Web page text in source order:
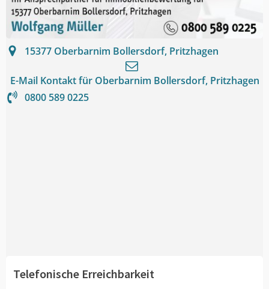
15377 Oberbarnim Bollersdorf, Pritzhagen
E-Mail Kontakt für Oberbarnim Bollersdorf, Pritzhagen
0800 589 0225
Telefonische Erreichbarkeit